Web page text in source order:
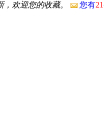
欢迎您的收藏。 您有21